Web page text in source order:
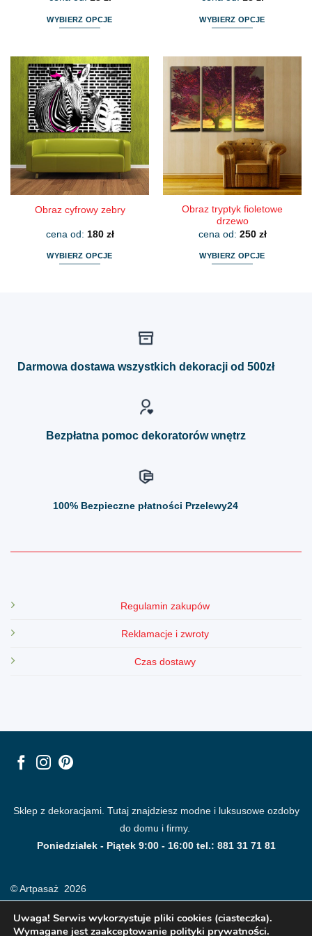
WYBIERZ OPCJE
ma
wiele
wariantów.
Opcje
można
wybrać
na
produktu
WYBIERZ OPCJE
ma
wiele
wariantów.
Opcje
można
wybrać
na
stronie
produktu
Obraz cyfrowy zebry
cena od: 180 zł
WYBIERZ OPCJE
Obraz tryptyk fioletowe
drzewo
cena od: 250 zł
WYBIERZ OPCJE
można
Darmowa dostawa wszystkich dekoracji od 500zł
Bezpłatna pomoc dekoratorów wnętrz
100% Bezpieczne płatności Przelewy24
Regulamin zakupów
Reklamacje i zwroty
Czas dostawy
Sklep z dekoracjami. Tutaj znajdziesz modne i luksusowe ozdoby
do domu i firmy.
Poniedziałek - Piątek 9:00 - 16:00 tel.: 881 31 71 81
© Artpasaż 2026
Uwaga! Serwis wykorzystuje pliki cookies (ciasteczka).
Wymagane jest zaakceptowanie polityki prywatności.